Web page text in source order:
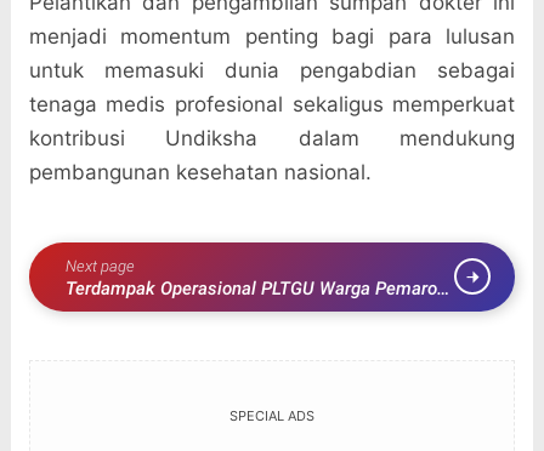
menjadi momentum penting bagi para lulusan
untuk memasuki dunia pengabdian sebagai
tenaga medis profesional sekaligus memperkuat
kontribusi Undiksha dalam mendukung
pembangunan kesehatan nasional.
Next page
Terdampak Operasional PLTGU Warga Pemaron
Datangi Rumah Wakil Rakyat
SPECIAL ADS